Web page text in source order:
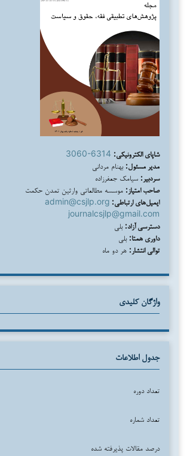
شاپای الکترونیکی: 3060-6314
مدیر مسئول: بهنام مردانی
سردبیر: سیامک جعفرزاده
صاحب امتیاز: موسسه مطالعاتی وارثین تمدن حکمت
ایمیل‌های ارتباطی: admin@csjlp.org
journalcsjlp@gmail.com
دسترسی آزاد: بلی
داوری همتا: بلی
توالی انتشار: هر دو ماه
واژگان کلیدی
جدول اطلاعات
تعداد دوره
تعداد شماره
درصد مقالات پذیرفته شده